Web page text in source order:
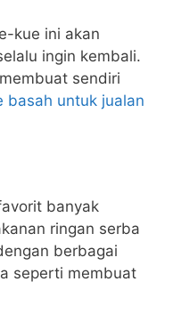
kue ini akan
ingin kembali.
sendiri
basah untuk jualan
banyak
ringan serba
berbagai
seperti membuat